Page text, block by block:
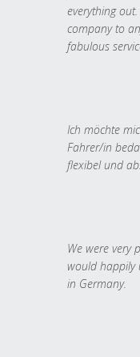
everything
company to
fabulous
Ich möchte
Fahrer/in
flexibel und
We were very
would happily
in Germany.